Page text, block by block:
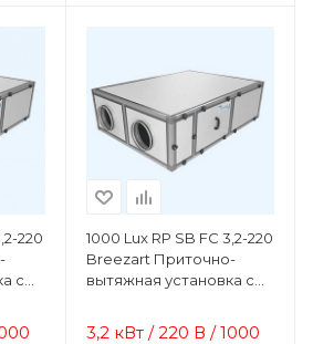
220
с
1000 Lux RP SB FC 3,2-220
Breezart Приточно-
вытяжная установка с
рекуператором
3,2 кВт / 220 В / 1000